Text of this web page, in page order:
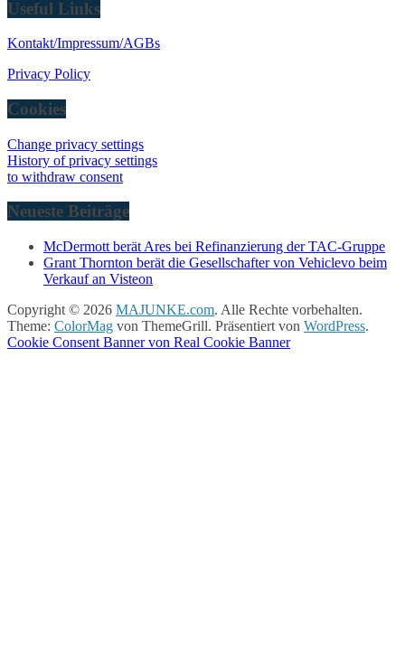
Useful Links
Kontakt/Impressum/AGBs
Privacy Policy
Cookies
Change privacy settings
History of privacy settings
to withdraw consent
Neueste Beiträge
McDermott berät Ares bei Refinanzierung der TAC-Gruppe
Grant Thornton berät die Gesellschafter von Vehiclevo beim
Verkauf an Visteon
Copyright © 2026 MAJUNKE.com. Alle Rechte vorbehalten.
Theme: ColorMag von ThemeGrill. Präsentiert von WordPress.
Cookie Consent Banner von Real Cookie Banner